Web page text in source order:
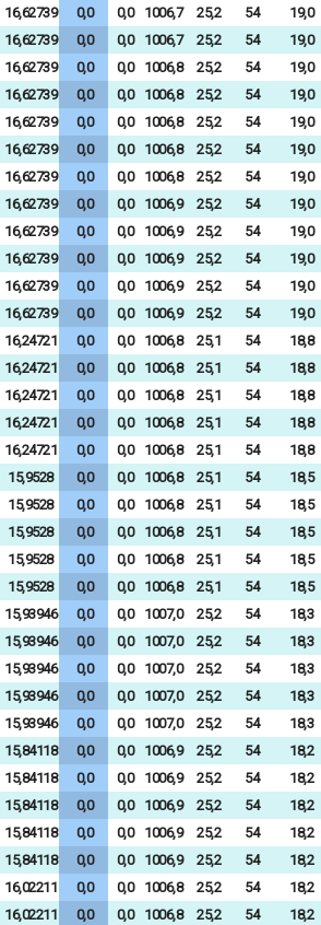
16,62739 0,0 0,0 1006,7 25,2 54
19,0
16,62739 0,0 0,0 1006,7 25,2 54
19,0
16,62739 0,0 0,0 1006,8 25,2 54
19,0
16,62739 0,0 0,0 1006,8 25,2 54
19,0
16,62739 0,0 0,0 1006,8 25,2 54
19,0
16,62739 0,0 0,0 1006,8 25,2 54
19,0
16,62739 0,0 0,0 1006,8 25,2 54
19,0
16,62739 0,0 0,0 1006,9 25,2 54
19,0
16,62739 0,0 0,0 1006,9 25,2 54
19,0
16,62739 0,0 0,0 1006,9 25,2 54
19,0
16,62739 0,0 0,0 1006,9 25,2 54
19,0
16,62739 0,0 0,0 1006,9 25,2 54
19,0
16,24721 0,0 0,0 1006,8 25,1 54
18,8
16,24721 0,0 0,0 1006,8 25,1 54
18,8
16,24721 0,0 0,0 1006,8 25,1 54
18,8
16,24721 0,0 0,0 1006,8 25,1 54
18,8
16,24721 0,0 0,0 1006,8 25,1 54
18,8
15,9528 0,0 0,0 1006,8 25,1 54
18,5
15,9528 0,0 0,0 1006,8 25,1 54
18,5
15,9528 0,0 0,0 1006,8 25,1 54
18,5
15,9528 0,0 0,0 1006,8 25,1 54
18,5
15,9528 0,0 0,0 1006,8 25,1 54
18,5
15,93946 0,0 0,0 1007,0 25,2 54
18,3
15,93946 0,0 0,0 1007,0 25,2 54
18,3
15,93946 0,0 0,0 1007,0 25,2 54
18,3
15,93946 0,0 0,0 1007,0 25,2 54
18,3
15,93946 0,0 0,0 1007,0 25,2 54
18,3
15,84118 0,0 0,0 1006,9 25,2 54
18,2
15,84118 0,0 0,0 1006,9 25,2 54
18,2
15,84118 0,0 0,0 1006,9 25,2 54
18,2
15,84118 0,0 0,0 1006,9 25,2 54
18,2
15,84118 0,0 0,0 1006,9 25,2 54
18,2
16,02211 0,0 0,0 1006,8 25,2 54
18,2
16,02211 0,0 0,0 1006,8 25,2 54
18,2